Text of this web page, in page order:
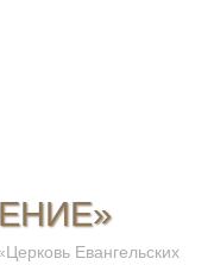
Евангельских